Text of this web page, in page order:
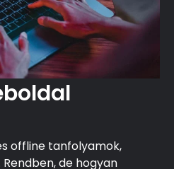
offline tanfolyamok,
de hogyan